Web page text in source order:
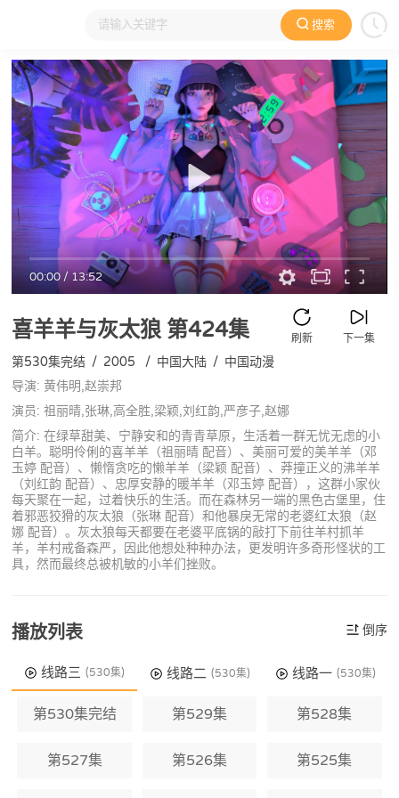
搜索
大家在看 日本动漫 国产动漫 欧美动漫 动漫电影
00:00/13:52
喜羊羊与灰太狼第424集 下一集
刷新
第530集完结 / 2005 / 中国大陆 / 中国动漫
导演: 黄伟明,赵崇邦
演员: 祖丽晴,张琳,高全胜,梁颖,刘红韵,严彦子,赵娜
简介: 在绿草甜美、宁静安和的青青草原，生活着一群无忧无虑的小
白羊。聪明伶俐的喜羊羊（祖丽晴 配音）、美丽可爱的美羊羊（邓
玉婷 配音）、懒惰贪吃的懒羊羊（梁颖 配音）、莽撞正义的沸羊羊
（刘红韵 配音）、忠厚安静的暖羊羊（邓玉婷 配音），这群小家伙
每天聚在一起，过着快乐的生活。而在森林另一端的黑色古堡里，住
着邪恶狡猾的灰太狼（张琳 配音）和他暴戾无常的老婆红太狼（赵
娜 配音）。灰太狼每天都要在老婆平底锅的敲打下前往羊村抓羊
羊，羊村戒备森严，因此他想处种种办法，更发明许多奇形怪状的工
具，然而最终总被机敏的小羊们挫败。
播放列表 倒序
线路三 (530集) 线路二 (530集) 线路一 (530集)
第530集完结 第529集 第528集
第527集 第526集 第525集